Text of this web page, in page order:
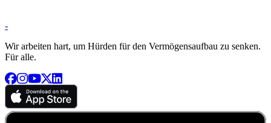
-
Wir arbeiten hart, um Hürden für den Vermögensaufbau zu senken.
Für alle.